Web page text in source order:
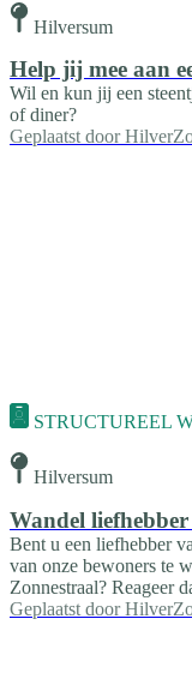
Hilversum
Help jij mee aan
Wil en kun jij een
of diner?
Geplaatst door
STRUCTUREEL
Hilversum
Wandel
Bent u een liefhebber
van onze bewoners te
Zonnestraal? Reageer
Geplaatst door